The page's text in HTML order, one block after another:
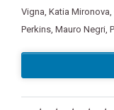
Vigna, Katia Mironova,
Perkins, Mauro Negri,